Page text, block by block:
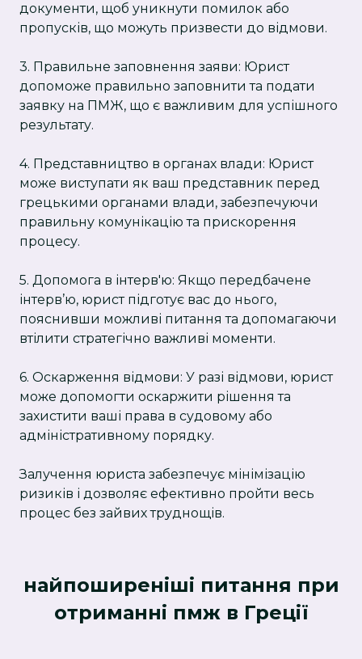
документи, щоб уникнути помилок або
пропусків, що можуть призвести до відмови.
3. Правильне заповнення заяви: Юрист
допоможе правильно заповнити та подати
заявку на ПМЖ, що є важливим для успішного
результату.
4. Представництво в органах влади: Юрист
може виступати як ваш представник перед
грецькими органами влади, забезпечуючи
правильну комунікацію та прискорення
процесу.
5. Допомога в інтерв'ю: Якщо передбачене
інтерв’ю, юрист підготує вас до нього,
пояснивши можливі питання та допомагаючи
втілити стратегічно важливі моменти.
6. Оскарження відмови: У разі відмови, юрист
може допомогти оскаржити рішення та
захистити ваші права в судовому або
адміністративному порядку.
Залучення юриста забезпечує мінімізацію
ризиків і дозволяє ефективно пройти весь
процес без зайвих труднощів.
найпоширеніші питання при
отриманні пмж в Греції